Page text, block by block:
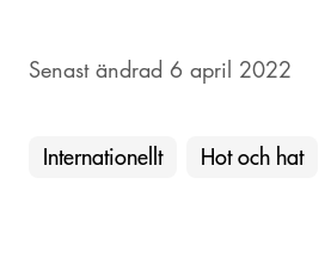
Senast ändrad 6 april 2022
Internationellt Hot och hat